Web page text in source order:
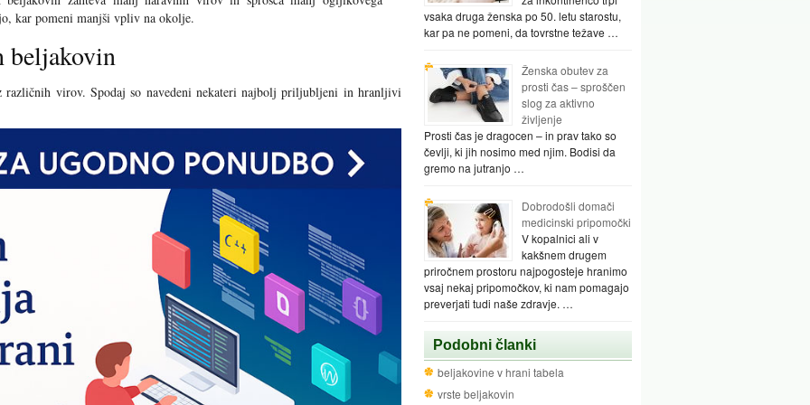
kar pomeni manjši vpliv na okolje.
različnih virov. Spodaj so navedeni nekateri najbolj priljubljeni in hranljivi
vsaka druga ženska po 50. letu starostu,
kar pa ne pomeni, da tovrstne težave …
Ženska obutev za
prosti čas – sproščen
slog za aktivno
življenje
Prosti čas je dragocen – in prav tako so
čevlji, ki jih nosimo med njim. Bodisi da
gremo na jutranjo …
Dobrodošli domači
medicinski pripomočki
V kopalnici ali v
kakšnem drugem
priročnem prostoru najpogosteje hranimo
vsaj nekaj pripomočkov, ki nam pomagajo
preverjati tudi naše zdravje. …
Podobni članki
beljakovine v hrani tabela
vrste beljakovin